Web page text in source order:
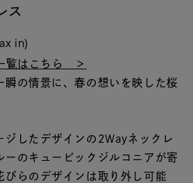
ス
in)
覧はこちら ＞
瞬の情景に、春の想いを映した桜
ジしたデザインの2Wayネックレ
ーのキュービックジルコニアが寄
びらのデザインは取り外し可能